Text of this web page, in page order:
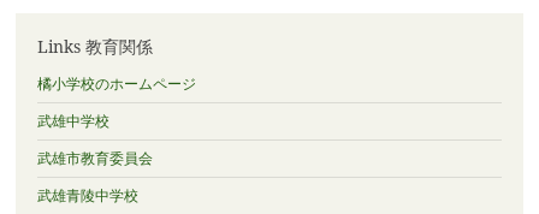
Links 教育関係
橘小学校のホームページ
武雄中学校
武雄市教育委員会
武雄青陵中学校